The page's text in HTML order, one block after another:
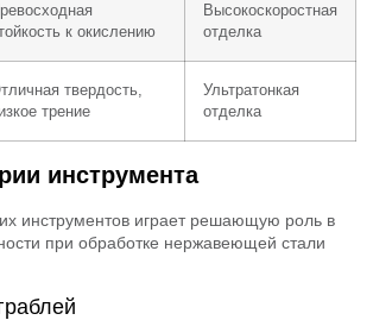
к окислению
Высокоскоростная
отделка
твердость,
трение
Ультратонкая
отделка
инструмента
инструментов играет решающую роль в
при обработке нержавеющей стали